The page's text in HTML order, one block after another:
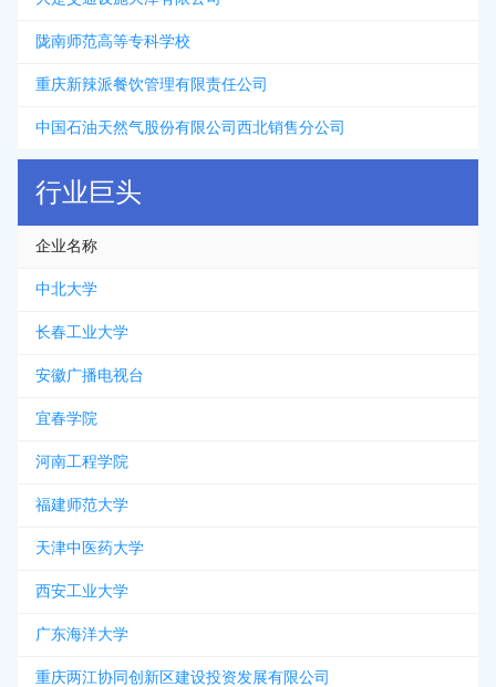
陇南师范高等专科学校
重庆新辣派餐饮管理有限责任公司
中国石油天然气股份有限公司西北销售分公司
行业巨头
企业名称
中北大学
长春工业大学
安徽广播电视台
宜春学院
河南工程学院
福建师范大学
天津中医药大学
西安工业大学
广东海洋大学
重庆两江协同创新区建设投资发展有限公司